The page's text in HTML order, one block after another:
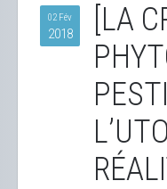
02 Fév
2018
[LA